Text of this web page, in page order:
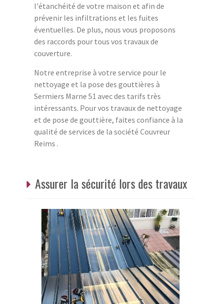
l'étanchéité de votre maison et afin de
prévenir les infiltrations et les fuites
éventuelles. De plus, nous vous proposons
des raccords pour tous vos travaux de
couverture.
Notre entreprise à votre service pour le
nettoyage et la pose des gouttières à
Sermiers Marne 51 avec des tarifs très
intéressants. Pour vos travaux de nettoyage
et de pose de gouttière, faites confiance à la
qualité de services de la société Couvreur
Reims .
Assurer la sécurité lors des travaux